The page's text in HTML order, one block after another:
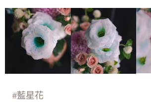
#藍星花